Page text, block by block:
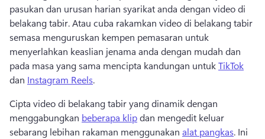
pasukan dan urusan harian syarikat anda dengan video di
belakang tabir. Atau cuba rakamkan video di belakang tabir
semasa menguruskan kempen pemasaran untuk
menyerlahkan keaslian jenama anda dengan mudah dan
pada masa yang sama mencipta kandungan untuk TikTok
dan Instagram Reels.
Cipta video di belakang tabir yang dinamik dengan
menggabungkan beberapa klip dan mengedit keluar
sebarang lebihan rakaman menggunakan alat pangkas. Ini